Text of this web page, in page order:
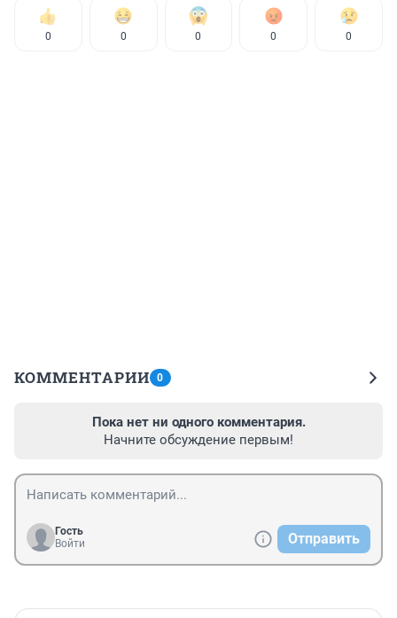
0 0 0 0 0
КОММЕНТАРИИ 0
Пока нет ни одного комментария.
Начните обсуждение первым!
Гость
Войти
Отправить